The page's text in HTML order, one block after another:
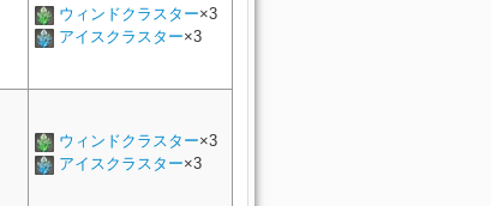
ウィンドクラスター×3
アイスクラスター×3
ウィンドクラスター×3
アイスクラスター×3